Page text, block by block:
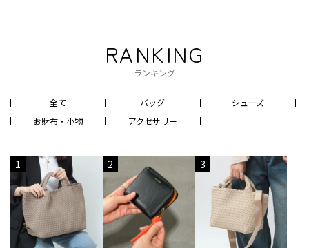
RANKING
ランキング
全て バッグ
シューズ
お財布・小物
アクセサリー
1 2 3